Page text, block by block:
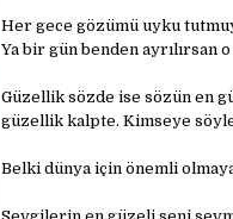
Her gece gözümü uyku
Ya bir gün benden ayrılırsan
Güzellik sözde ise sözün en
güzellik kalpte. Kimseye
Belki dünya için önemli